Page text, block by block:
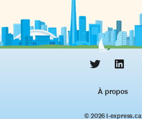
À propos
© 2026 l‑express.ca